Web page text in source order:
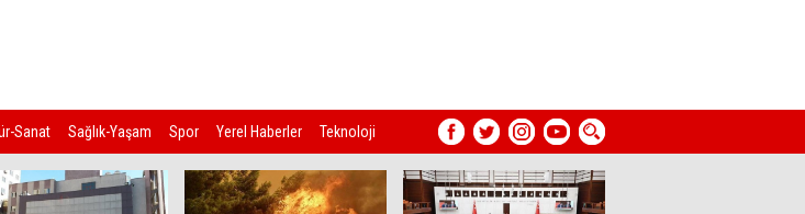
Sanat Sağlık-Yaşam Spor Yerel Haberler Teknoloji